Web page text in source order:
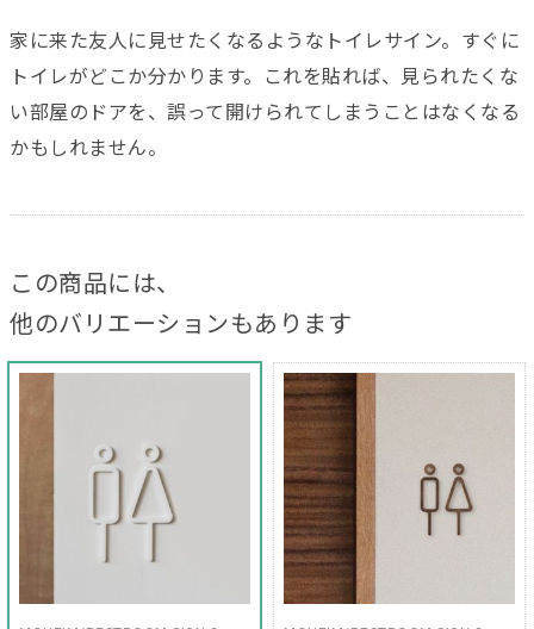
家に来た友人に見せたくなるようなトイレサイン。すぐに
トイレがどこか分かります。これを貼れば、見られたくな
い部屋のドアを、誤って開けられてしまうことはなくなる
かもしれません。
この商品には、
他のバリエーションもあります